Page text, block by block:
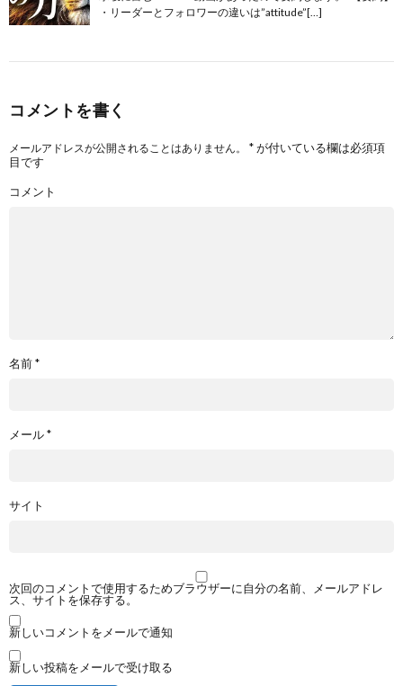
・リーダーとフォロワーの違いは”attitude”[…]
コメントを書く
メールアドレスが公開されることはありません。 *が付いている欄は必須項
目です
コメント
名前*
メール*
サイト
次回のコメントで使用するためブラウザーに自分の名前、メールアドレ
ス、サイトを保存する。
新しいコメントをメールで通知
新しい投稿をメールで受け取る